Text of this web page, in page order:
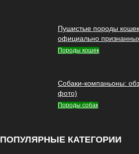
Пушистые породы
официально
Породы кошек
Собаки-компаньоны:
фото)
Породы собак
ПОПУЛЯРНЫЕ КАТЕГОРИИ